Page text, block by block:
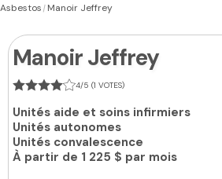
Asbestos|Manoir Jeffrey
Manoir Jeffrey
4/5 (1 VOTES)
Unités aide et soins infirmiers
Unités autonomes
Unités convalescence
À partir de 1 225 $ par mois